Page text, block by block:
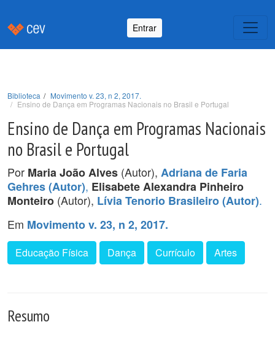
Entrar
Biblioteca
Movimento v. 23, n 2, 2017.
Ensino de Dança em Programas Nacionais no Brasil e Portugal
Ensino de Dança em Programas Nacionais
no Brasil e Portugal
Por Maria João Alves (Autor), Adriana de Faria
Gehres (Autor), Elisabete Alexandra Pinheiro
Monteiro (Autor), Lívia Tenorio Brasileiro (Autor).
Em Movimento v. 23, n 2, 2017.
Educação Física Dança Currículo Artes
Resumo